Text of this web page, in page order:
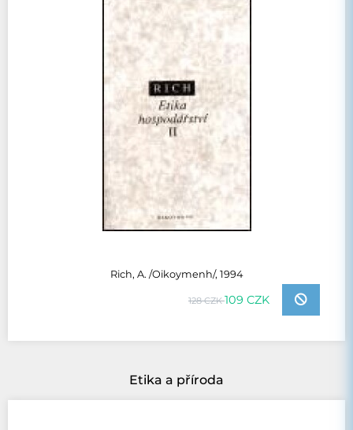
Rich, A. /Oikoymenh/, 1994
128 CZK109 CZK
Etika a příroda